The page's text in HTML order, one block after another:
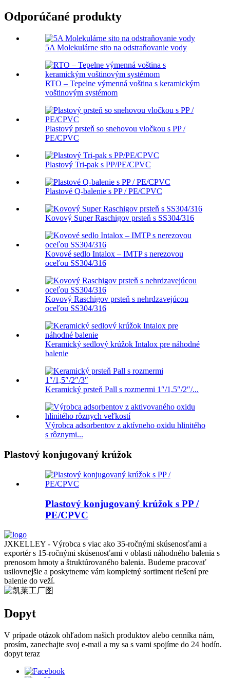
Odporúčané produkty
5A Molekulárne sito na odstraňovanie vody
RTO – Tepelne výmenná voština s keramickým
voštinovým systémom
Plastový prsteň so snehovou vločkou s PP /
PE/CPVC
Plastový Tri-pak s PP/PE/CPVC
Plastové Q-balenie s PP / PE/CPVC
Kovový Super Raschigov prsteň s SS304/316
Kovové sedlo Intalox – IMTP s nerezovou
oceľou SS304/316
Kovový Raschigov prsteň s nehrdzavejúcou
oceľou SS304/316
Keramický sedlový krúžok Intalox pre náhodné
balenie
Keramický prsteň Pall s rozmermi 1″/1,5″/2″/...
Výrobca adsorbentov z aktívneho oxidu hlinitého
s rôznymi...
Plastový konjugovaný krúžok
Plastový konjugovaný krúžok s PP /
PE/CPVC
JXKELLEY - Výrobca s viac ako 35-ročnými skúsenosťami a
exportér s 15-ročnými skúsenosťami v oblasti náhodného balenia s
prenosom hmoty a štruktúrovaného balenia. Budeme pracovať
usilovnejšie a poskytneme vám kompletný sortiment riešení pre
balenie do veží.
Dopyt
V prípade otázok ohľadom našich produktov alebo cenníka nám,
prosím, zanechajte svoj e-mail a my sa s vami spojíme do 24 hodín.
dopyt teraz